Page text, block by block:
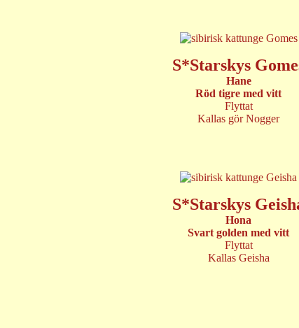
S*Starskys
Hane
Röd tigre med vitt
Flyttat
Kallas gör Nogger
S*Starskys
Hona
Svart golden med vitt
Flyttat
Kallas Geisha